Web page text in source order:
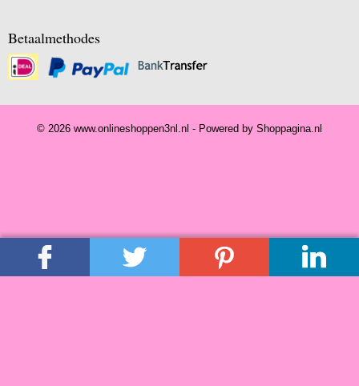
Betaalmethodes
© 2026 www.onlineshoppen3nl.nl - Powered by Shoppagina.nl